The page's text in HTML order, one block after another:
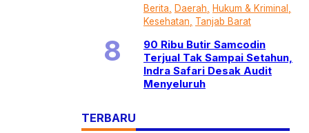
Berita Daerah Hukum & Kriminal
Kesehatan
Tanjab Barat
90 Ribu Butir Samcodin
Terjual Tak Sampai Setahun,
Indra Safari Desak Audit
Menyeluruh
TERBARU